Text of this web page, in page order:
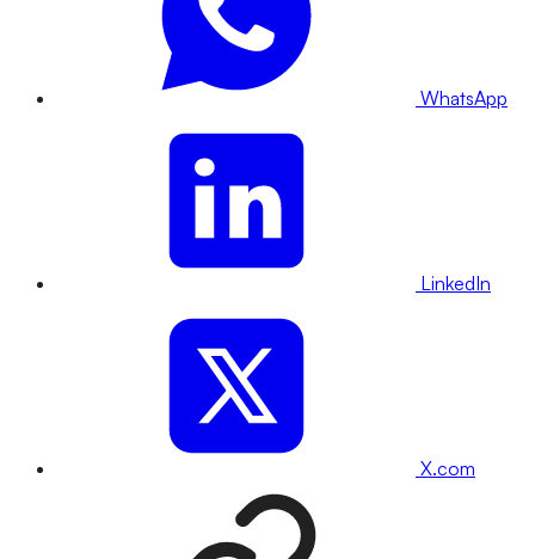
WhatsApp
LinkedIn
X.com